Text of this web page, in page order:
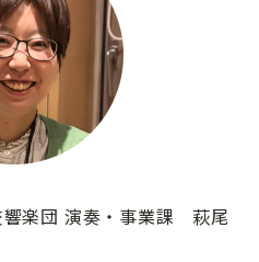
響楽団 演奏・事業課 萩尾